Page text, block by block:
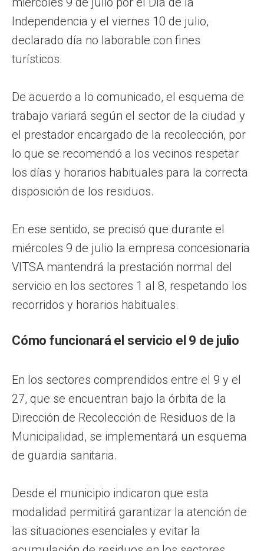
Independencia y el viernes 10 de julio,
declarado día no laborable con fines
turísticos.
De acuerdo a lo comunicado, el esquema de
trabajo variará según el sector de la ciudad y
el prestador encargado de la recolección, por
lo que se recomendó a los vecinos respetar
los días y horarios habituales para la correcta
disposición de los residuos.
En ese sentido, se precisó que durante el
miércoles 9 de julio la empresa concesionaria
VITSA mantendrá la prestación normal del
servicio en los sectores 1 al 8, respetando los
recorridos y horarios habituales.
Cómo funcionará el servicio el 9 de julio
En los sectores comprendidos entre el 9 y el
27, que se encuentran bajo la órbita de la
Dirección de Recolección de Residuos de la
Municipalidad, se implementará un esquema
de guardia sanitaria.
Desde el municipio indicaron que esta
modalidad permitirá garantizar la atención de
las situaciones esenciales y evitar la